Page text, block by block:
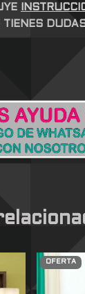
TIENES
OFERTA